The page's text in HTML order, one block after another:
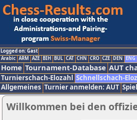
Logged on: Gast
Arabic ARM AZE BIH BUL CAT CHN CRO CZE DEN ENG
Home Tournament-Database AUT
Turnierschach-Elozahl Schnellschach-
Allgemeines Turnier anmelden: AUT
Willkommen bei den